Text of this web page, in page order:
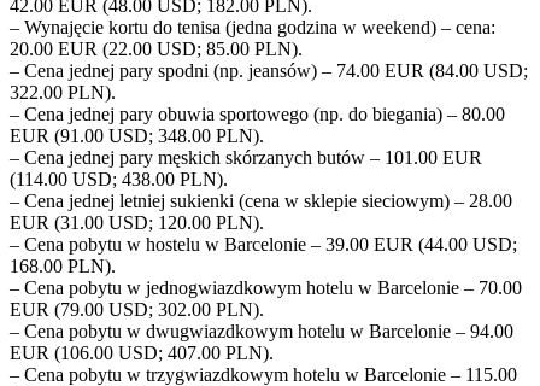
42.00 EUR (48.00 USD; 182.00 PLN).
– Wynajęcie kortu do tenisa (jedna godzina w weekend) – cena:
20.00 EUR (22.00 USD; 85.00 PLN).
– Cena jednej pary spodni (np. jeansów) – 74.00 EUR (84.00 USD;
322.00 PLN).
– Cena jednej pary obuwia sportowego (np. do biegania) – 80.00
EUR (91.00 USD; 348.00 PLN).
– Cena jednej pary męskich skórzanych butów – 101.00 EUR
(114.00 USD; 438.00 PLN).
– Cena jednej letniej sukienki (cena w sklepie sieciowym) – 28.00
EUR (31.00 USD; 120.00 PLN).
– Cena pobytu w hostelu w Barcelonie – 39.00 EUR (44.00 USD;
168.00 PLN).
– Cena pobytu w jednogwiazdkowym hotelu w Barcelonie – 70.00
EUR (79.00 USD; 302.00 PLN).
– Cena pobytu w dwugwiazdkowym hotelu w Barcelonie – 94.00
EUR (106.00 USD; 407.00 PLN).
– Cena pobytu w trzygwiazdkowym hotelu w Barcelonie – 115.00